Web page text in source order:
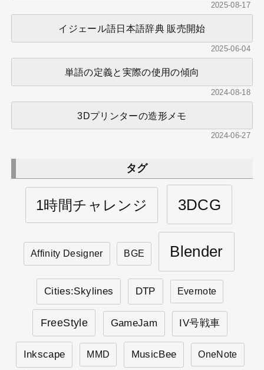
2025-08-17
イジェール語日本語辞典 販売開始
2025-06-04
単語の定義と実際の使用の傾向
2024-08-18
3Dプリンターの造形メモ
2024-06-27
タグ
1時間チャレンジ 3DCG
Affinity Designer BGE Blender
Cities:Skylines DTP Evernote
FreeStyle GameJam IV号戦車
Inkscape MMD MusicBee OneNote